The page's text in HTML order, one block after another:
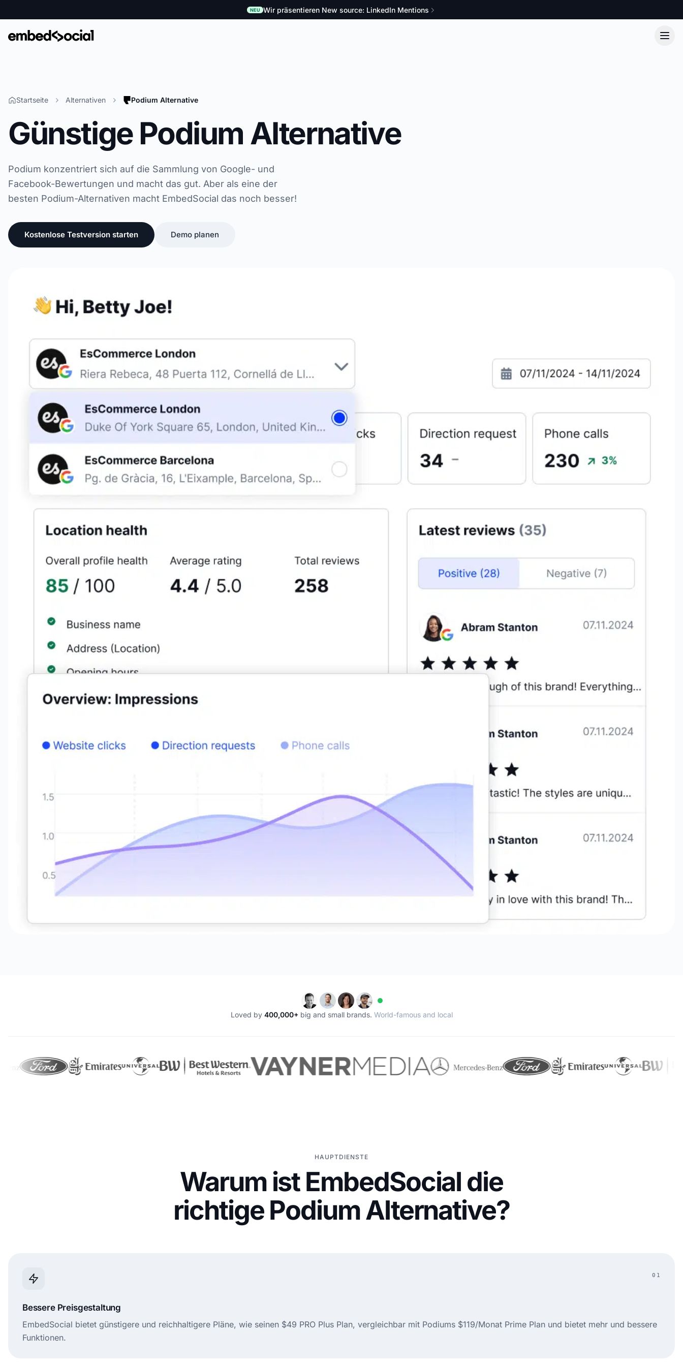
NEU Wir präsentieren New source: LinkedIn Mentions
Startseite Alternativen Podium Alternative
Günstige Podium Alternative
Podium konzentriert sich auf die Sammlung von Google- und
Facebook-Bewertungen und macht das gut. Aber als eine der
besten Podium-Alternativen macht EmbedSocial das noch besser!
Kostenlose Testversion starten Demo planen
Loved by 400,000+big and small brands. World-famous and local
HAUPTDIENSTE
Warum ist EmbedSocial die
richtige Podium Alternative?
01
Bessere Preisgestaltung
EmbedSocial bietet günstigere und reichhaltigere Pläne, wie seinen $49 PRO Plus Plan, vergleichbar mit Podiums $119/Monat Prime Plan und bietet mehr und bessere
Funktionen.